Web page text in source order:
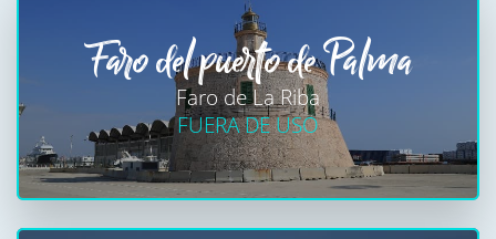
Faro del puerto de Palma
Faro de La Riba
FUERA DE USO